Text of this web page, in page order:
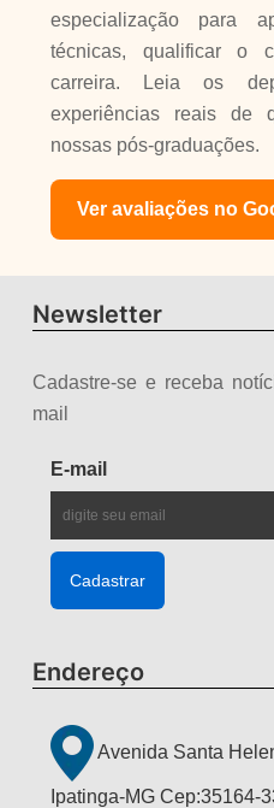
especialização para
técnicas, qualificar o
carreira. Leia os
experiências reais de
nossas pós-graduações.
Ver avaliações no
Newsletter
Cadastre-se e receba
mail
E-mail
Endereço
Avenida Santa
Ipatinga-MG Cep:35164-